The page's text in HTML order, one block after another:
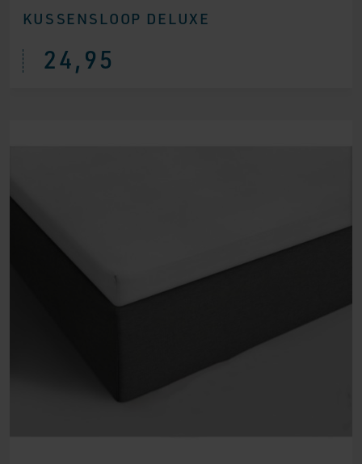
KUSSENSLOOP DELUXE
24,95